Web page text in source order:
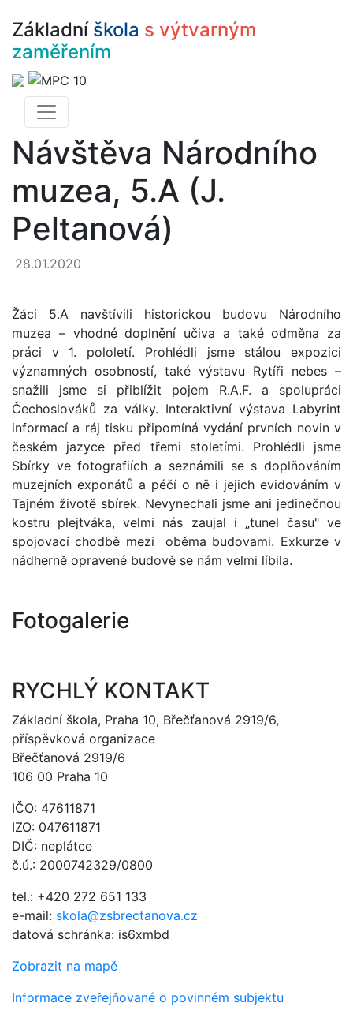
Základní škola s výtvarným
zaměřením
Návštěva Národního
muzea, 5.A (J.
Peltanová)
28.01.2020
Žáci 5.A navštívili historickou budovu Národního
muzea – vhodné doplnění učiva a také odměna za
práci v 1. pololetí. Prohlédli jsme stálou expozici
významných osobností, také výstavu Rytíři nebes –
snažili jsme si přiblížit pojem R.A.F. a spolupráci
Čechoslováků za války. Interaktivní výstava Labyrint
informací a ráj tisku připomíná vydání prvních novin v
českém jazyce před třemi stoletími. Prohlédli jsme
Sbírky ve fotografiích a seznámili se s doplňováním
muzejních exponátů a péčí o ně i jejich evidováním v
Tajném životě sbírek. Nevynechali jsme ani jedinečnou
kostru plejtváka, velmi nás zaujal i „tunel času" ve
spojovací chodbě mezi oběma budovami. Exkurze v
nádherně opravené budově se nám velmi líbila.
Fotogalerie
RYCHLÝ KONTAKT
Základní škola, Praha 10, Břečťanová 2919/6,
příspěvková organizace
Břečťanová 2919/6
106 00 Praha 10
IČO: 47611871
IZO: 047611871
DIČ: neplátce
č.ú.: 2000742329/0800
tel.: +420 272 651 133
e-mail: skola@zsbrectanova.cz
datová schránka: is6xmbd
Zobrazit na mapě
Informace zveřejňované o povinném subjektu